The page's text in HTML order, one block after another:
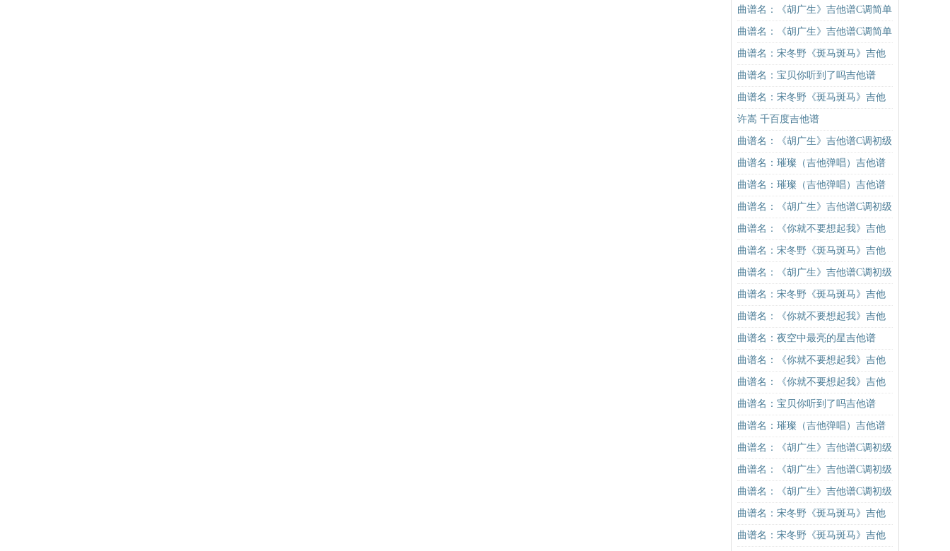
谱
谱C调简单版吉他谱
曲谱名：《胡广生》吉他谱C调简单
版（酷音小伟吉他弹唱教学）吉他
谱
曲谱名：《胡广生》吉他谱C调简单
版（酷音小伟吉他弹唱教学）吉他
谱
曲谱名：宋冬野《斑马斑马》吉他
谱C调简单版（酷音小伟吉他教学）
吉他谱
曲谱名：宝贝你听到了吗吉他谱
曲谱名：宋冬野《斑马斑马》吉他
谱C调简单版（酷音小伟吉他教学）
吉他谱
许嵩 千百度吉他谱
曲谱名：《胡广生》吉他谱C调初级
进阶版（酷音小伟吉他弹唱教学）
吉他谱
曲谱名：璀璨（吉他弹唱）吉他谱
曲谱名：璀璨（吉他弹唱）吉他谱
曲谱名：《胡广生》吉他谱C调初级
进阶版（酷音小伟吉他弹唱教学）
吉他谱
曲谱名：《你就不要想起我》吉他
谱C调简单版吉他谱
曲谱名：宋冬野《斑马斑马》吉他
谱C调简单版（酷音小伟吉他教学）
吉他谱
曲谱名：《胡广生》吉他谱C调初级
进阶版（酷音小伟吉他弹唱教学）
吉他谱
曲谱名：宋冬野《斑马斑马》吉他
谱G调初级进阶版（酷音小伟吉他教
学）吉他谱
曲谱名：《你就不要想起我》吉他
谱C调简单版吉他谱
曲谱名：夜空中最亮的星吉他谱
曲谱名：《你就不要想起我》吉他
谱C调简单版吉他谱
曲谱名：《你就不要想起我》吉他
谱C调简单版吉他谱
曲谱名：宝贝你听到了吗吉他谱
曲谱名：璀璨（吉他弹唱）吉他谱
曲谱名：《胡广生》吉他谱C调初级
进阶版（酷音小伟吉他弹唱教学）
吉他谱
曲谱名：《胡广生》吉他谱C调初级
进阶版（酷音小伟吉他弹唱教学）
吉他谱
曲谱名：《胡广生》吉他谱C调初级
进阶版（酷音小伟吉他弹唱教学）
吉他谱
曲谱名：宋冬野《斑马斑马》吉他
谱G调初级进阶版（酷音小伟吉他教
曲谱名：宋冬野《斑马斑马》吉他